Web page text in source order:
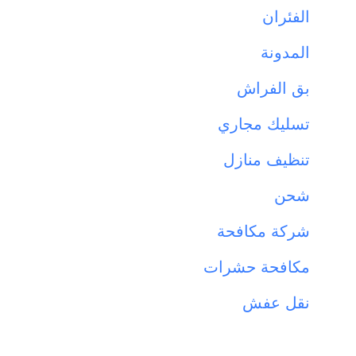
الفئران
المدونة
بق الفراش
تسليك مجاري
تنظيف منازل
شحن
شركة مكافحة
مكافحة حشرات
نقل عفش